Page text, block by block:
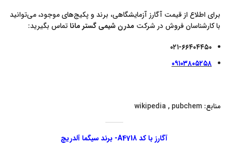
برای اطلاع از قیمت آگارز آزمایشگاهی، برند و پکیج‌های موجود، می‌توانید
با کارشناسان فروش در شرکت مدرن شیمی گستر مانا تماس بگیرید:
۰۲۱-۶۶۴۰۴۴۵۰
۰۹۱۰۳۸۰۵۲۵۸
منابع: wikipedia, pubchem
آگارز با کد A4718- برند سیگما آلدریچ